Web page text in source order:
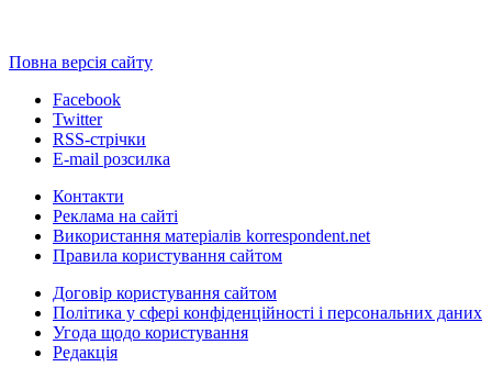
Повна версія сайту
Facebook
Twitter
RSS-стрічки
E-mail розсилка
Контакти
Реклама на сайті
Використання матеріалів korrespondent.net
Правила користування сайтом
Договір користування сайтом
Політика у сфері конфіденційності і персональних даних
Угода щодо користування
Редакція